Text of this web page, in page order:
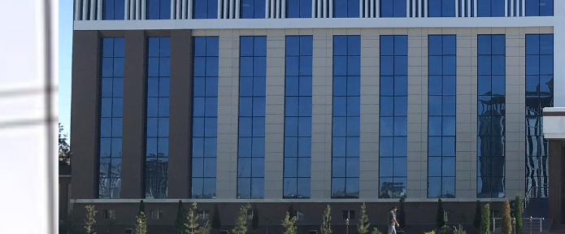
Предприятие
Территориальных
Электрических
сетей"